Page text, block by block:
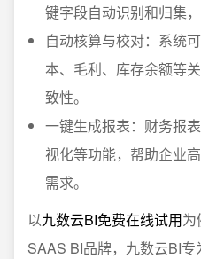
键字段自动识别和归集
自动核算与校对：系统
本、毛利、库存余额等
致性。
一键生成报表：财务报
视化等功能，帮助企业
需求。
以九数云BI免费在线试用为
SAAS BI品牌，九数云BI